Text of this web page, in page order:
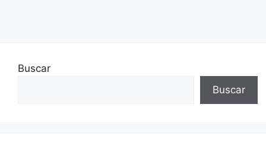
Buscar
Buscar